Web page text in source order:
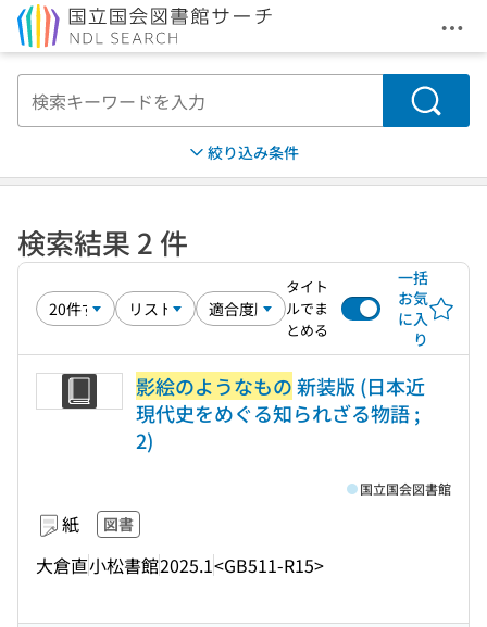
メ
検索
絞り込み条件
検索結果 2 件
タイト
ルでま
とめる
一括
お気
に入
り
影絵のようなもの新装版 (日本近
現代史をめぐる知られざる物語 ;
2)
紙 図書
大倉直小松書館2025.1<GB511-R15>
国立国会図書館